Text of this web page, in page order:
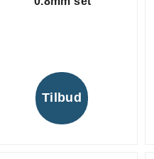
Tilbud